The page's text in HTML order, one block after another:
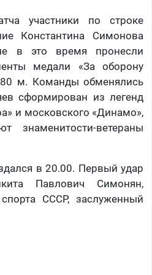
участники по строке
Константина Симонова
в это время пронесли
медали «За оборону
80 м. Команды обменялись
сформирован из легенд
и московского «Динамо»,
знаменитости-ветераны
в 20.00. Первый удар
Павлович Симонян,
СССР, заслуженный